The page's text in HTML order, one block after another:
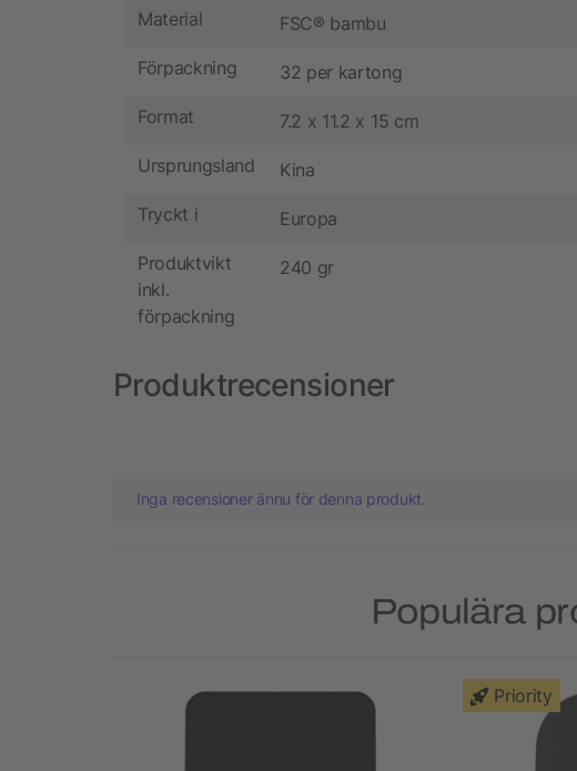
Material FSC® bambu
Förpackning 32 per kartong
Format 7.2 x 11.2 x 15 cm
Ursprungsland Kina
Tryckt i Europa
Produktvikt
inkl.
förpackning
240 gr
Produktrecensioner
Inga recensioner ännu för denna produkt.
Populära
Priority